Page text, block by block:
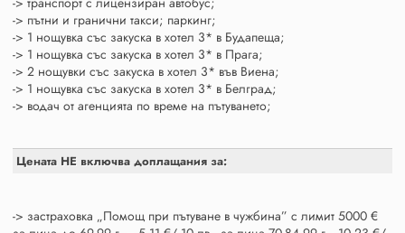
-> пътни и гранични такси; паркинг;
-> 1 нощувка със закуска в хотел 3* в Будапеща;
-> 1 нощувка със закуска в хотел 3* в Прага;
-> 2 нощувки със закуска в хотел 3* във Виена;
-> 1 нощувка със закуска в хотел 3* в Белград;
-> водач от агенцията по време на пътуването;
Цената НЕ включва доплащания за:
-> застраховка „Помощ при пътуване в чужбина” с лимит 5000 €